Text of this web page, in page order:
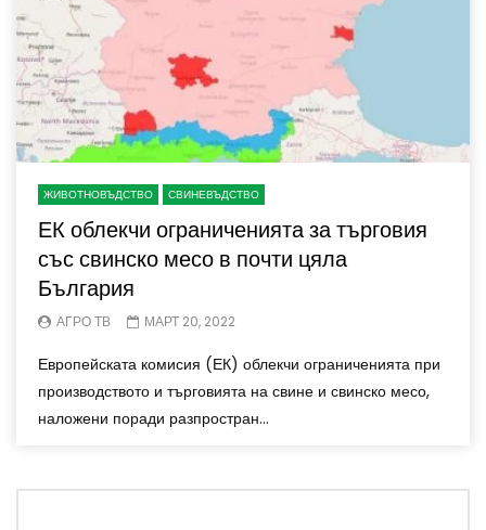
ЖИВОТНОВЪДСТВО СВИНЕВЪДСТВО
ЕК облекчи ограниченията за търговия
със свинско месо в почти цяла
България
АГРО ТВ МАРТ 20, 2022
Европейската комисия (ЕК) облекчи ограниченията при
производството и търговията на свине и свинско месо,
наложени поради разпростран...